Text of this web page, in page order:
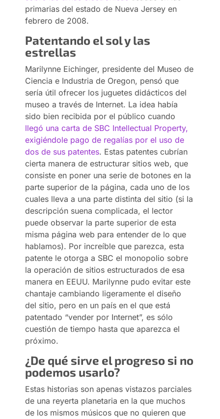
primarias del estado de Nueva Jersey en
febrero de 2008.
Patentando el sol y las
estrellas
Marilynne Eichinger, presidente del Museo de
Ciencia e Industria de Oregon, pensó que
sería útil ofrecer los juguetes didácticos del
museo a través de Internet. La idea había
sido bien recibida por el público cuando
llegó una carta de SBC Intellectual Property,
exigiéndole pago de regalías por el uso de
dos de sus patentes. Estas patentes cubrían
cierta manera de estructurar sitios web, que
consiste en poner una serie de botones en la
parte superior de la página, cada uno de los
cuales lleva a una parte distinta del sitio (si la
descripción suena complicada, el lector
puede observar la parte superior de esta
misma página web para entender de lo que
hablamos). Por increíble que parezca, esta
patente le otorga a SBC el monopolio sobre
la operación de sitios estructurados de esa
manera en EEUU. Marilynne pudo evitar este
chantaje cambiando ligeramente el diseño
del sitio, pero en un país en el que está
patentado “vender por Internet”, es sólo
cuestión de tiempo hasta que aparezca el
próximo.
¿De qué sirve el progreso si no
podemos usarlo?
Estas historias son apenas vistazos parciales
de una reyerta planetaria en la que muchos
de los mismos músicos que no quieren que